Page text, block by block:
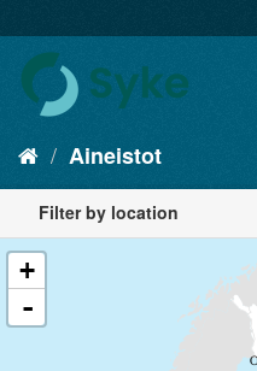
Aineistot
Filter by location
+
-